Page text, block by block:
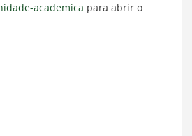
academica para abrir o